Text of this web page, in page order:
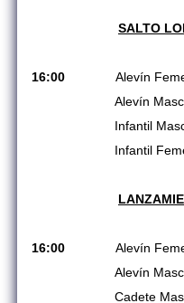
SALTO
16:00 Alevín
Alevín
Infantil
Infantil
16:00 Alevín
Alevín
Cadete